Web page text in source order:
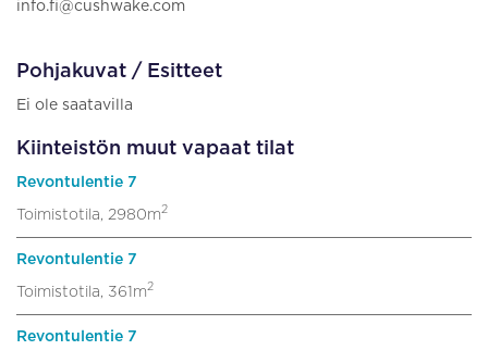
info.fi@cushwake.com
Pohjakuvat / Esitteet
Ei ole saatavilla
Kiinteistön muut vapaat tilat
Revontulentie 7
Toimistotila, 2980m2
Revontulentie 7
Toimistotila, 361m2
Revontulentie 7